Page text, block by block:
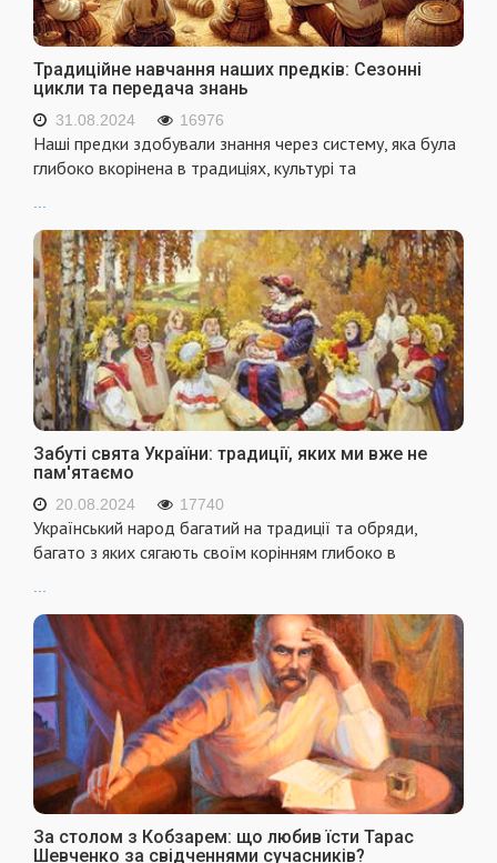
Традиційне навчання наших предків: Сезонні
цикли та передача знань
31.08.2024 16976
Наші предки здобували знання через систему, яка була
глибоко вкорінена в традиціях, культурі та
...
Забуті свята України: традиції, яких ми вже не
пам'ятаємо
20.08.2024 17740
Український народ багатий на традиції та обряди,
багато з яких сягають своїм корінням глибоко в
За столом з Кобзарем: що любив їсти Тарас
Шевченко за свідченнями сучасників?